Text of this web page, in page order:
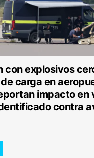
con explosivos
carga en
impacto en
contra